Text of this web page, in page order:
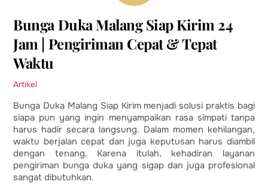
Bunga Duka Malang Siap Kirim 24
Jam | Pengiriman Cepat & Tepat
Waktu
Artikel
Bunga Duka Malang Siap Kirim menjadi solusi praktis bagi
siapa pun yang ingin menyampaikan rasa simpati tanpa
harus hadir secara langsung. Dalam momen kehilangan,
waktu berjalan cepat dan juga keputusan harus diambil
dengan tenang. Karena itulah, kehadiran layanan
pengiriman bunga duka yang sigap dan juga profesional
sangat dibutuhkan.